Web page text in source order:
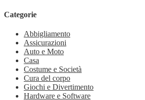
Categorie
Abbigliamento
Assicurazioni
Auto e Moto
Casa
Costume e Società
Cura del corpo
Giochi e Divertimento
Hardware e Software